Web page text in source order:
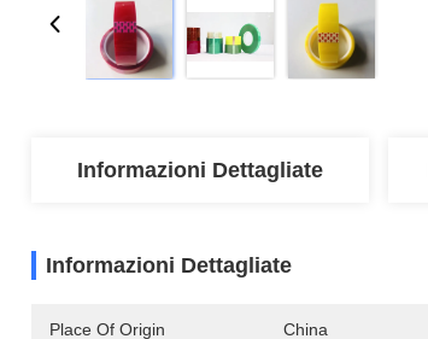
Informazioni Dettagliate
Informazioni Dettagliate
Place Of Origin China